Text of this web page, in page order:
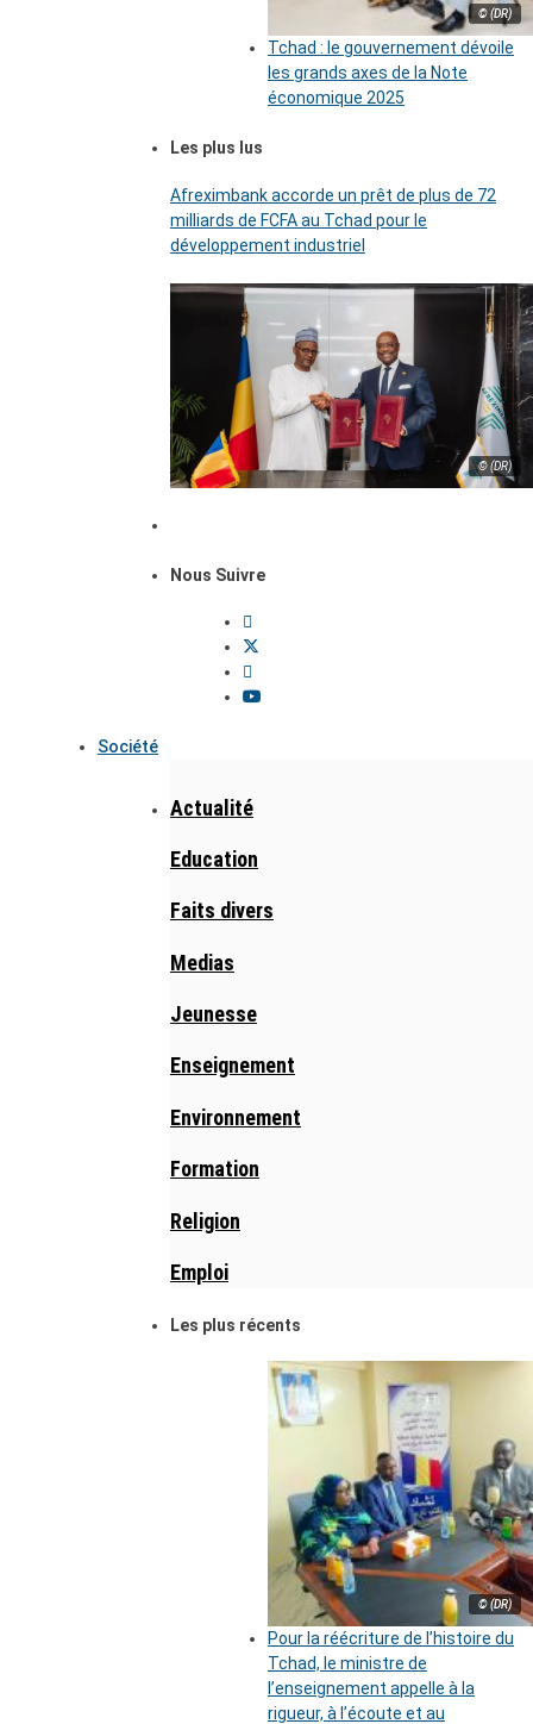
© (DR)
Tchad : le gouvernement dévoile
les grands axes de la Note
économique 2025
Les plus lus
Afreximbank accorde un prêt de plus de 72
milliards de FCFA au Tchad pour le
développement industriel
© (DR)
Nous Suivre
Société
Actualité
Education
Faits divers
Medias
Jeunesse
Enseignement
Environnement
Formation
Religion
Emploi
Les plus récents
© (DR)
Pour la réécriture de l’histoire du
Tchad, le ministre de
l’enseignement appelle à la
rigueur, à l’écoute et au